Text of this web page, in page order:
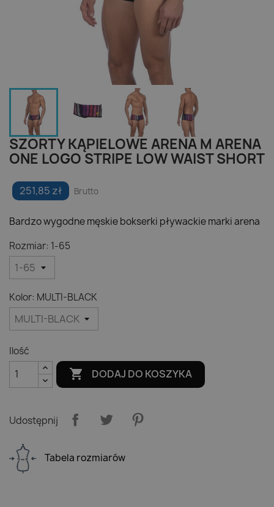
SZORTY KĄPIELOWE ARENA M ARENA
ONE LOGO STRIPE LOW WAIST SHORT
251,85 zł Brutto
Bardzo wygodne męskie bokserki pływackie marki arena
Rozmiar: 1-65
Kolor: MULTI-BLACK
Ilość
 DODAJ DO KOSZYKA
Udostępnij
Tabela rozmiarów